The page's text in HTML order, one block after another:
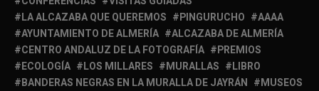
LA ALCAZABA QUE QUEREMOS
PINGURUCHO
AAAA
AYUNTAMIENTO DE ALMERÍA
ALCAZABA DE ALMERÍA
CENTRO ANDALUZ DE LA FOTOGRAFÍA
PREMIOS
ECOLOGÍA
LOS MILLARES MURALLAS
LIBRO
BANDERAS NEGRAS EN LA MURALLA DE JAYRÁN
MUSEOS